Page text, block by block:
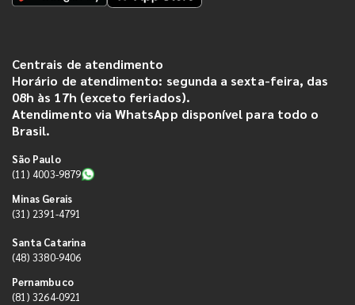
Centrais de atendimento
Horário de atendimento: segunda a sexta-feira, das
08h às 17h (exceto feriados).
Atendimento via WhatsApp disponível para todo o
Brasil.
São Paulo
(11) 4003-9879
Minas Gerais
(31) 2391-4791
Santa Catarina
(48) 3380-9406
Pernambuco
(81) 3264-0921